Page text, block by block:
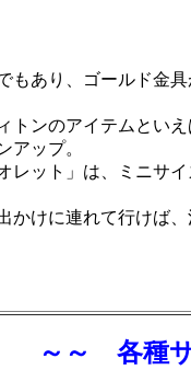
もあり、ゴールド金
トンのアイテムとい
アップ。
レット」は、ミニサ
かけに連れて行けば
～～ 各種